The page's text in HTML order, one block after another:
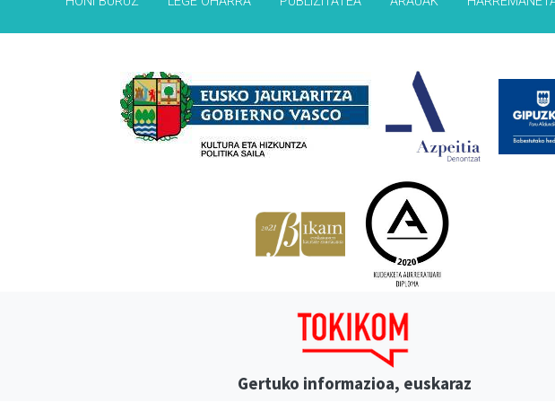
Gertuko informazioa, euskaraz